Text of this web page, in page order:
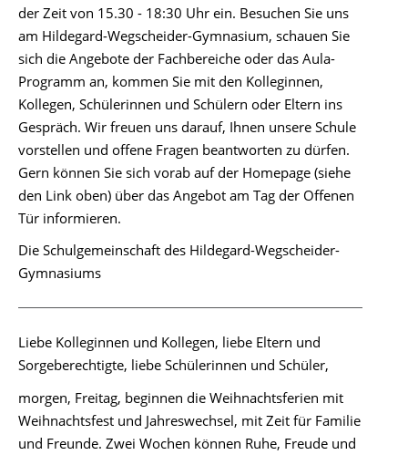
der Zeit von 15.30 - 18:30 Uhr ein. Besuchen Sie uns
am Hildegard-Wegscheider-Gymnasium, schauen Sie
sich die Angebote der Fachbereiche oder das Aula-
Programm an, kommen Sie mit den Kolleginnen,
Kollegen, Schülerinnen und Schülern oder Eltern ins
Gespräch. Wir freuen uns darauf, Ihnen unsere Schule
vorstellen und offene Fragen beantworten zu dürfen.
Gern können Sie sich vorab auf der Homepage (siehe
den Link oben) über das Angebot am Tag der Offenen
Tür informieren.
Die Schulgemeinschaft des Hildegard-Wegscheider-
Gymnasiums
Liebe Kolleginnen und Kollegen, liebe Eltern und
Sorgeberechtigte, liebe Schülerinnen und Schüler,
morgen, Freitag, beginnen die Weihnachtsferien mit
Weihnachtsfest und Jahreswechsel, mit Zeit für Familie
und Freunde. Zwei Wochen können Ruhe, Freude und